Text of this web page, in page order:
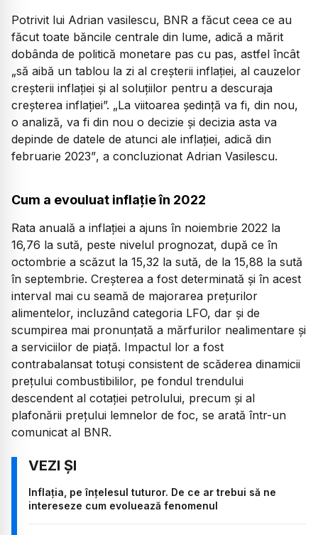
Potrivit lui Adrian vasilescu, BNR a făcut ceea ce au
făcut toate băncile centrale din lume, adică a mărit
dobânda de politică monetare pas cu pas, astfel încât
„să aibă un tablou la zi al creșterii inflației, al cauzelor
creșterii inflației și al soluțiilor pentru a descuraja
creșterea inflației”. „La viitoarea ședință va fi, din nou,
o analiză, va fi din nou o decizie și decizia asta va
depinde de datele de atunci ale inflației, adică din
februarie 2023”, a concluzionat Adrian Vasilescu.
Cum a evouluat inflație în 2022
Rata anuală a inflației a ajuns în noiembrie 2022 la
16,76 la sută, peste nivelul prognozat, după ce în
octombrie a scăzut la 15,32 la sută, de la 15,88 la sută
în septembrie. Creșterea a fost determinată și în acest
interval mai cu seamă de majorarea prețurilor
alimentelor, incluzând categoria LFO, dar și de
scumpirea mai pronunțată a mărfurilor nealimentare și
a serviciilor de piață. Impactul lor a fost
contrabalansat totuși consistent de scăderea dinamicii
prețului combustibililor, pe fondul trendului
descendent al cotației petrolului, precum și al
plafonării prețului lemnelor de foc, se arată într-un
comunicat al BNR.
Inflația, pe înțelesul tuturor. De ce ar trebui să ne
intereseze cum evoluează fenomenul